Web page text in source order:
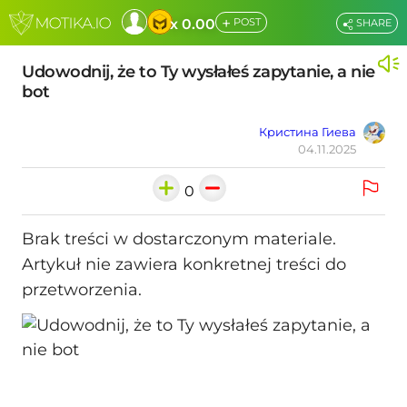
x 0.00 + POST
Udowodnij, że to Ty wysłałeś zapytanie, a nie
bot
Кристина Гиева
04.11.2025
SHARE
0
Brak treści w dostarczonym materiale.
Artykuł nie zawiera konkretnej treści do
przetworzenia.